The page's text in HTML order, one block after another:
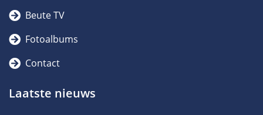
Beute TV
Fotoalbums
Contact
Laatste nieuws